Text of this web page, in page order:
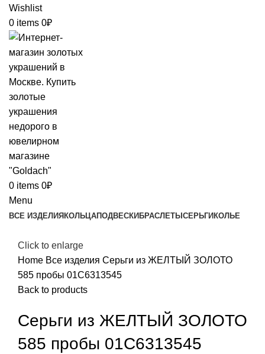
Wishlist
0 items 0₽
0 items 0₽
Menu
ВСЕ ИЗДЕЛИЯ КОЛЬЦАПОДВЕСКИ БРАСЛЕТЫ СЕРЬГИ КОЛЬЕ
Click to enlarge
Home Все изделия Серьги из ЖЕЛТЫЙ ЗОЛОТО
585 пробы 01С6313545
Back to products
Серьги из ЖЕЛТЫЙ ЗОЛОТО
585 пробы 01С6313545